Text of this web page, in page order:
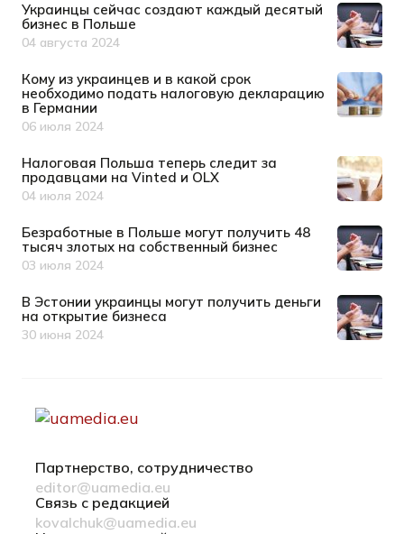
Украинцы сейчас создают каждый десятый
бизнес в Польше
Дата публикации
04 августа 2024
Кому из украинцев и в какой срок
необходимо подать налоговую декларацию
в Германии
Дата публикации
06 июля 2024
Налоговая Польша теперь следит за
продавцами на Vinted и OLX
Дата публикации
04 июля 2024
Безработные в Польше могут получить 48
тысяч злотых на собственный бизнес
Дата публикации
03 июля 2024
В Эстонии украинцы могут получить деньги
на открытие бизнеса
Дата публикации
30 июня 2024
Партнерство, сотрудничество
editor@uamedia.eu
Связь с редакцией
kovalchuk@uamedia.eu